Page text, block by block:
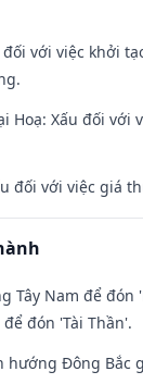
đối với việc khởi
Hoạ: Xấu đối với
đối với việc giá
Tây Nam để đón
đón 'Tài Thần'.
hướng Đông Bắc